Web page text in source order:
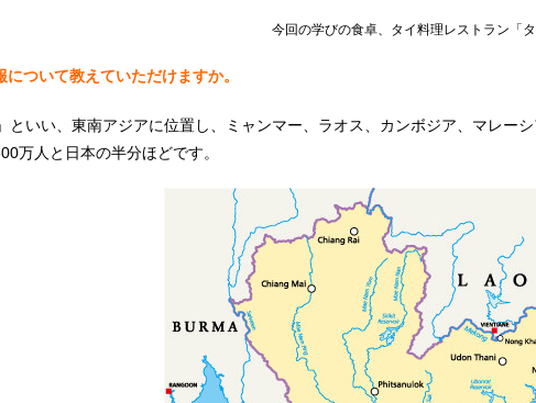
今回の学びの食卓、タイ料理レストラン「タ
ついて教えていただけますか。
といい、東南アジアに位置し、ミャンマー、ラオス、カンボジア、マレ
万人と日本の半分ほどです。